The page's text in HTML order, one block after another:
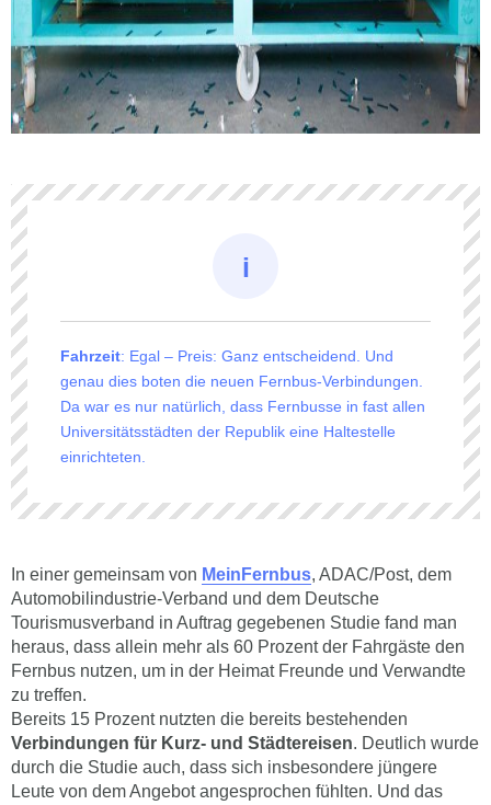
Fahrzeit: Egal – Preis: Ganz entscheidend. Und
genau dies boten die neuen Fernbus-Verbindungen.
Da war es nur natürlich, dass Fernbusse in fast allen
Universitätsstädten der Republik eine Haltestelle
einrichteten.
In einer gemeinsam von MeinFernbus, ADAC/Post, dem
Automobilindustrie-Verband und dem Deutsche
Tourismusverband in Auftrag gegebenen Studie fand man
heraus, dass allein mehr als 60 Prozent der Fahrgäste den
Fernbus nutzen, um in der Heimat Freunde und Verwandte
zu treffen.
Bereits 15 Prozent nutzten die bereits bestehenden
Verbindungen für Kurz- und Städtereisen. Deutlich wurde
durch die Studie auch, dass sich insbesondere jüngere
Leute von dem Angebot angesprochen fühlten. Und das